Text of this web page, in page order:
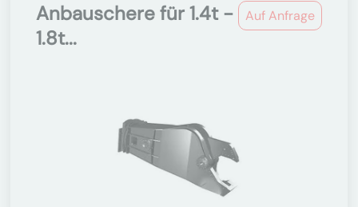
Auf Anfrage
Anbauschere für 1.4t -
1.8t...